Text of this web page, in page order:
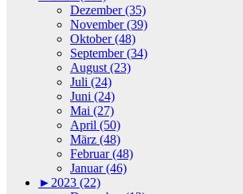
Dezember (35)
November (39)
Oktober (48)
September (34)
August (23)
Juli (24)
Juni (24)
Mai (27)
April (50)
März (48)
Februar (48)
Januar (46)
► 2023 (22)